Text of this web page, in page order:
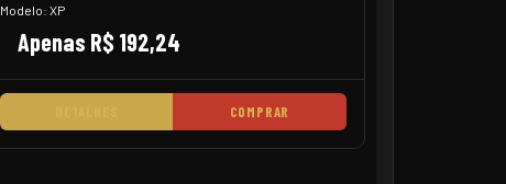
Modelo: XP
Apenas R$ 192,24
COMPRAR